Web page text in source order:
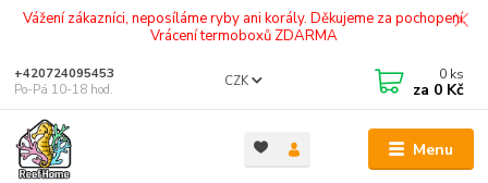
Vážení zákazníci, neposíláme ryby ani korály. Děkujeme za pochopení.
Vrácení termoboxů ZDARMA
Menu
CZK
+420724095453
Po-Pá 10-18 hod.
0 ks
za 0 Kč